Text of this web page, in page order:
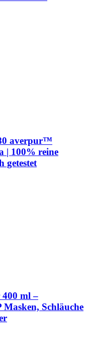
averpur™
| 100% reine
getestet
400 ml –
Masken, Schläuche